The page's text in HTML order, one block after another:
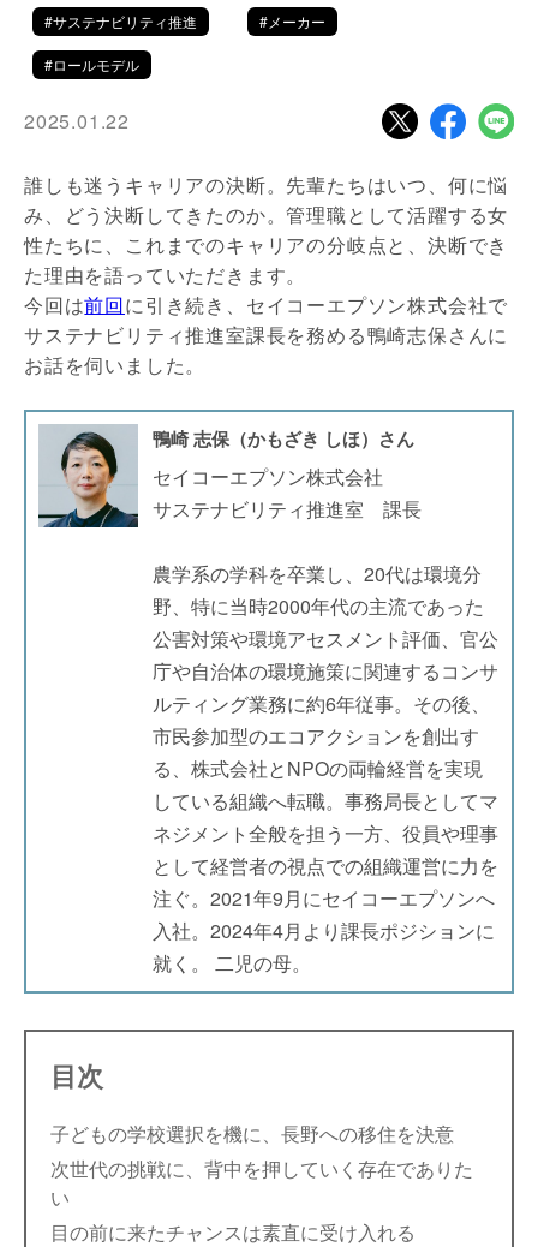
#サステナビリティ推進 #メーカー
#ロールモデル
2025.01.22
誰しも迷うキャリアの決断。先輩たちはいつ、何に悩
み、どう決断してきたのか。管理職として活躍する女
性たちに、これまでのキャリアの分岐点と、決断でき
た理由を語っていただきます。
今回は前回に引き続き、セイコーエプソン株式会社で
サステナビリティ推進室課長を務める鴨崎志保さんに
お話を伺いました。
鴨崎 志保（かもざき しほ）さん
セイコーエプソン株式会社
サステナビリティ推進室 課長
農学系の学科を卒業し、20代は環境分
野、特に当時2000年代の主流であった
公害対策や環境アセスメント評価、官公
庁や自治体の環境施策に関連するコンサ
ルティング業務に約6年従事。その後、
市民参加型のエコアクションを創出す
る、株式会社とNPOの両輪経営を実現
している組織へ転職。事務局長としてマ
ネジメント全般を担う一方、役員や理事
として経営者の視点での組織運営に力を
注ぐ。2021年9月にセイコーエプソンへ
入社。2024年4月より課長ポジションに
就く。 二児の母。
目次
子どもの学校選択を機に、長野への移住を決意
次世代の挑戦に、背中を押していく存在でありた
い
目の前に来たチャンスは素直に受け入れる